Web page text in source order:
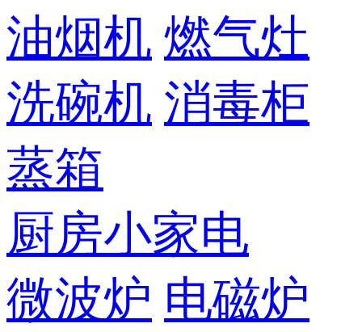
油烟机 燃气灶
洗碗机 消毒柜
蒸箱
厨房小家电
微波炉 电磁炉